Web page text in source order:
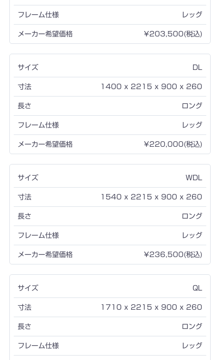
レッグ
¥203,500(税込)
DL
1400 x 2215 x 900 x 260
ロング
レッグ
¥220,000(税込)
WDL
1540 x 2215 x 900 x 260
ロング
レッグ
¥236,500(税込)
QL
1710 x 2215 x 900 x 260
ロング
レッグ